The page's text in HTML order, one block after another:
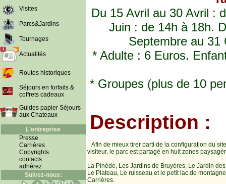
Visites
Parcs&Jardins
Tournages
Actualités
Routes historiques
Séjours en forfaits &
coffrets cadeaux
Guides papier Séjours
aux Chateaux
L'entreprise
Presse
Carrières
Copyrights
contacts
adhérez
Suivez-nous:
Du 15 Avril au 30 Avril :
Juin : de 14h à 18h.
Septembre au 31
* Adulte : 6 Euros.
* Groupes (plus de 10
Description :
Afin de mieux tirer parti de la configuration du
visiteur, le parc est partagé en huit zones
La Pinède, Les Jardins de Bruyères, Le Jardin
Le Plateau, Le ruisseau et le petit lac de
Carrières.